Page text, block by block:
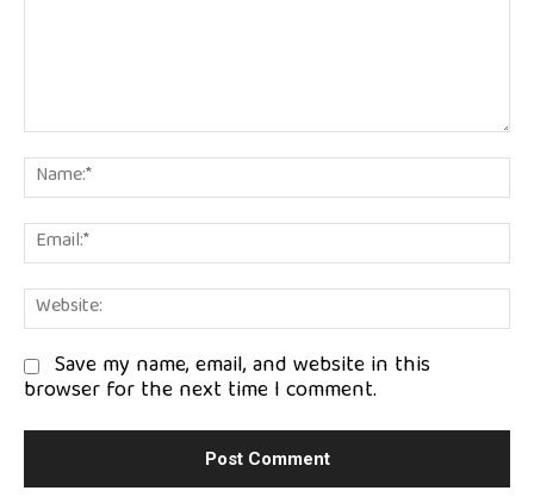
Comment:
Save my name, email, and website in this
browser for the next time I comment.